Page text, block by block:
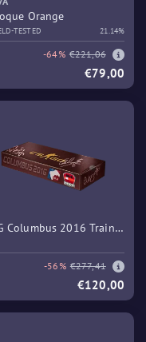
Orange
TESTED 21.14%
-64% €221,06
€79,00
Columbus 2016 Train
-56% €277,41
€120,00